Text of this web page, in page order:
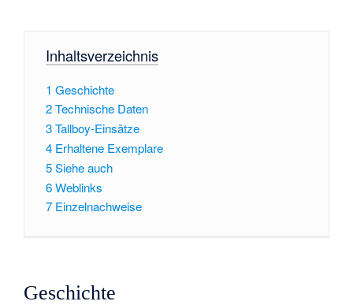
Inhaltsverzeichnis
1 Geschichte
2Technische Daten
3Tallboy-Einsätze
4 Erhaltene Exemplare
5Siehe auch
6Weblinks
7 Einzelnachweise
Geschichte